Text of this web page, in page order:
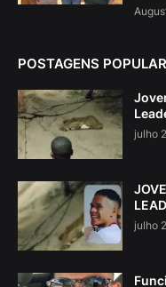
POSTAGENS
julho
julho